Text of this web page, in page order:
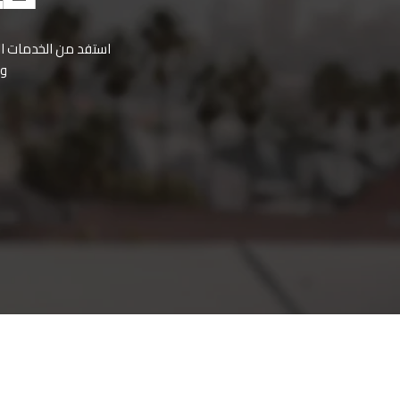
اكتشف جمال كوريا
استفد من الخدمات